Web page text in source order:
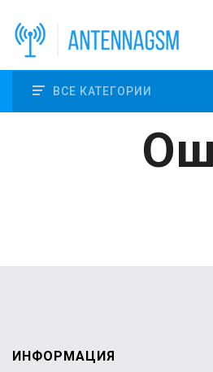
ВСЕ КАТЕГОРИИ
ИНФОРМАЦИЯ